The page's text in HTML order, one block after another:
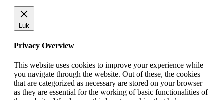
Luk
Privacy Overview
This website uses cookies to improve your experience while
you navigate through the website. Out of these, the cookies
that are categorized as necessary are stored on your browser
as they are essential for the working of basic functionalities of